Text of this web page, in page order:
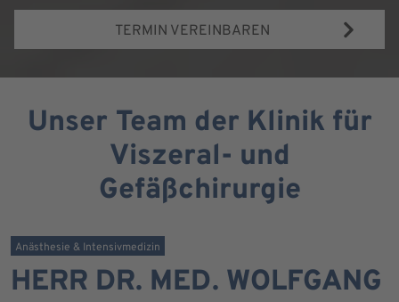
TERMIN VEREINBAREN
Unser Team der Klinik für
Viszeral- und
Gefäßchirurgie
Anästhesie & Intensivmedizin
HERR DR. MED. WOLFGANG